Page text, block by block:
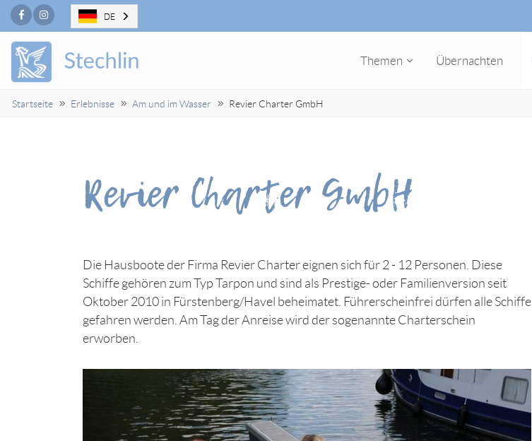
FacebookInstagram
Themen Übernachten
Startseite Erlebnisse Am und im Wasser Revier Charter GmbH
Revier Charter GmbH
Die Hausboote der Firma Revier Charter eignen sich für 2 - 12 Personen. Diese
Schiffe gehören zum Typ Tarpon und sind als Prestige- oder Familienversion seit
Oktober 2010 in Fürstenberg/Havel beheimatet. Führerscheinfrei dürfen alle Schiffe
gefahren werden. Am Tag der Anreise wird der sogenannte Charterschein
erworben.
DE